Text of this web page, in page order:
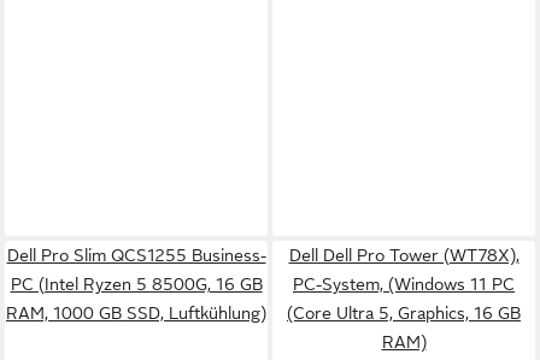
Dell Pro Slim QCS1255 Business-
PC (Intel Ryzen 5 8500G, 16 GB
RAM, 1000 GB SSD, Luftkühlung)
Dell Dell Pro Tower (WT78X),
PC-System, (Windows 11 PC
(Core Ultra 5, Graphics, 16 GB
RAM)